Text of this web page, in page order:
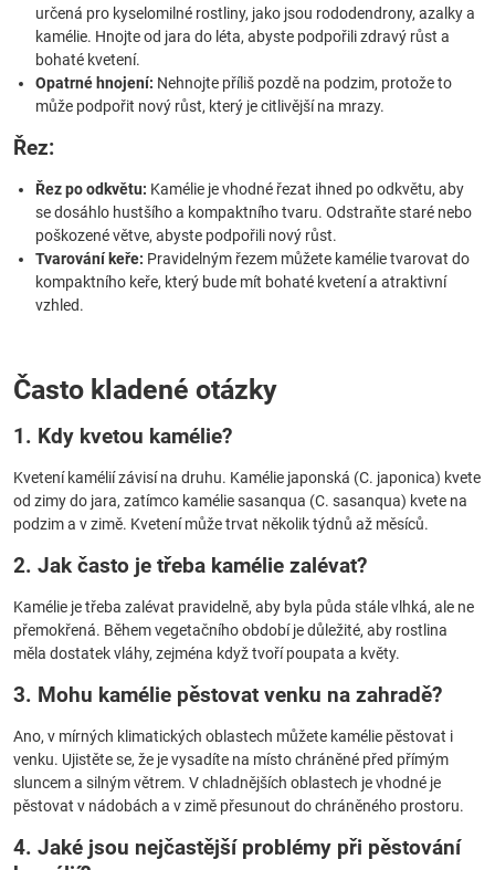
určená pro kyselomilné rostliny, jako jsou rododendrony, azalky a
kamélie. Hnojte od jara do léta, abyste podpořili zdravý růst a
bohaté kvetení.
Opatrné hnojení: Nehnojte příliš pozdě na podzim, protože to
může podpořit nový růst, který je citlivější na mrazy.
Řez:
Řez po odkvětu: Kamélie je vhodné řezat ihned po odkvětu, aby
se dosáhlo hustšího a kompaktního tvaru. Odstraňte staré nebo
poškozené větve, abyste podpořili nový růst.
Tvarování keře: Pravidelným řezem můžete kamélie tvarovat do
kompaktního keře, který bude mít bohaté kvetení a atraktivní
vzhled.
Často kladené otázky
1. Kdy kvetou kamélie?
Kvetení kamélií závisí na druhu. Kamélie japonská (C. japonica) kvete
od zimy do jara, zatímco kamélie sasanqua (C. sasanqua) kvete na
podzim a v zimě. Kvetení může trvat několik týdnů až měsíců.
2. Jak často je třeba kamélie zalévat?
Kamélie je třeba zalévat pravidelně, aby byla půda stále vlhká, ale ne
přemokřená. Během vegetačního období je důležité, aby rostlina
měla dostatek vláhy, zejména když tvoří poupata a květy.
3. Mohu kamélie pěstovat venku na zahradě?
Ano, v mírných klimatických oblastech můžete kamélie pěstovat i
venku. Ujistěte se, že je vysadíte na místo chráněné před přímým
sluncem a silným větrem. V chladnějších oblastech je vhodné je
pěstovat v nádobách a v zimě přesunout do chráněného prostoru.
4. Jaké jsou nejčastější problémy při pěstování